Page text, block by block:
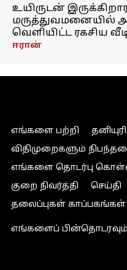
உயிருடன்
மருத்துவமனையில்
வெளியிட்ட ரகசிய
ஈரான்
எங்களை பற்றி
விதிமுறைகளும்
எங்களை தொடர்பு
குறை நிவர்த்தி
செய்தி
தலைப்புகள் காப்பகங்கள்
எங்களைப் பின்தொடரவும்